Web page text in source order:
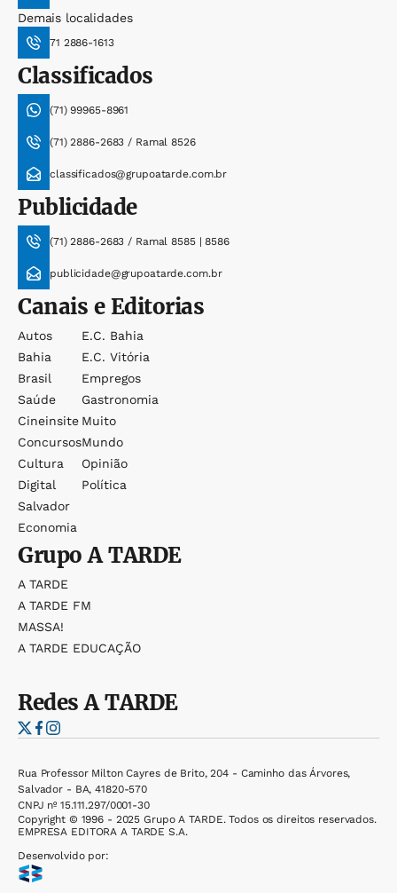
Demais localidades
71 2886-1613
Classificados
(71) 99965-8961
(71) 2886-2683 / Ramal 8526
classificados@grupoatarde.com.br
Publicidade
(71) 2886-2683 / Ramal 8585 | 8586
publicidade@grupoatarde.com.br
Canais e Editorias
Autos
Bahia
Brasil
Saúde
Cineinsite
Concursos
Cultura
Digital
Salvador
Economia
E.c. Bahia
E.c. Vitória
Empregos
Gastronomia
Muito
Mundo
Opinião
Política
GrupoA TARDE
A TARDE
A TARDE FM
MASSA!
A TARDE EDUCAÇÃO
RedesA TARDE
Rua Professor Milton Cayres de Brito, 204 - Caminho das Árvores,
Salvador - BA, 41820-570
CNPJ nº 15.111.297/0001-30
Copyright © 1996 - 2025 Grupo A TARDE. Todos os direitos reservados.
EMPRESA EDITORA A TARDE S.A.
Desenvolvido por: